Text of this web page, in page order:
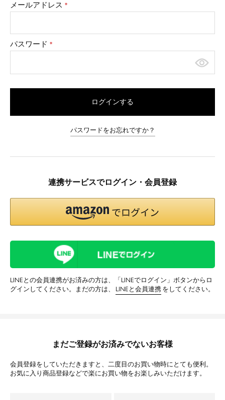
メールアドレス
(必
パスワード
(必
ログインする
パスワードをお忘れですか？
連携サービスでログイン・会員登録
LINEとの会員連携がお済みの方は、「LINEでログイン」ボタンからロ
グインしてください。まだの方は、
LINEと会員連携 をしてください。
まだご登録がお済みでないお客様
会員登録をしていただきますと、二度目のお買い物時にとても便利。
お気に入り商品登録などで楽にお買い物をお楽しみいただけます。